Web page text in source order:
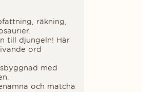
räkning,
till djungeln! Här
ord
med
och matcha